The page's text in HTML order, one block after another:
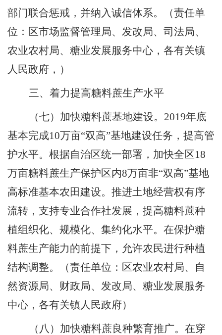
部门联合惩戒，并纳入诚信体系。
（责任单
位：区市场监督管理局、 发改局、 司法局、
农业农村局、 糖业发展服务中心，各有关镇
人民政府，）
三、着力提高糖料蔗生产水平
（七）加快糖料蔗基地建设。 2019年底
基本完成10万亩“双高”基地建设任务 ， 提高管
护水平。根据自治区统一部署，加快全区18
万亩糖料蔗生产保护区内8万亩非“双高”基地
高标准基本农田建设。推进土地经营权有序
流转 ， 支持专业合作社发展 ， 提高糖料蔗种
植组织化、规模化、集约化水平。在保护糖
料蔗生产能力的前提下，允许农民进行种植
结构调整。
（责任单位：区农业农村局、自
然资源局、财政局、发改局、糖业发展服务
中心，各有关镇人民政府）
（八）加快糖料蔗良种繁育推广。 在穿